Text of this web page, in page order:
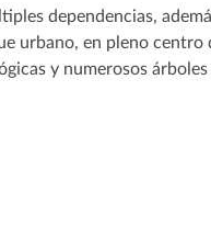
dependencias,
urbano, en pleno centro
y numerosos